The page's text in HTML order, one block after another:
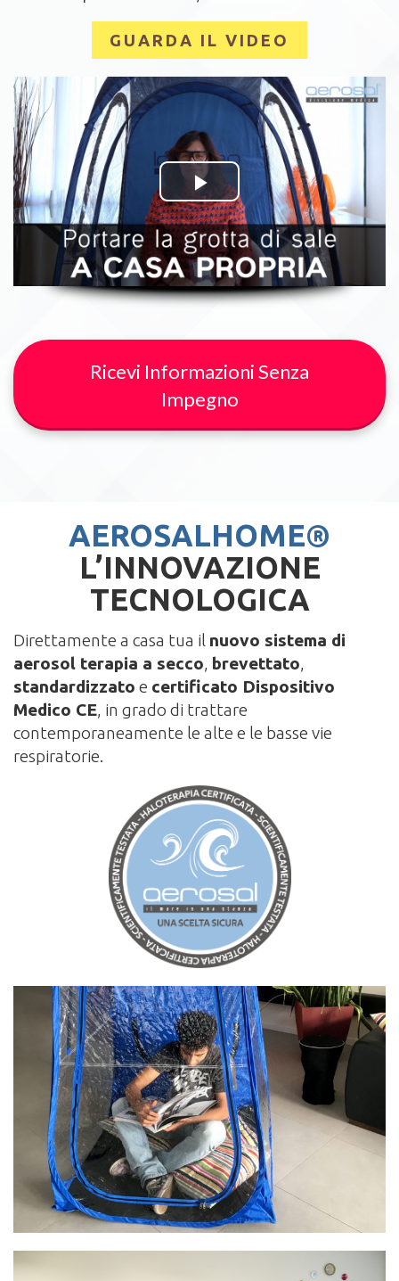
GUARDA IL VIDEO
Ricevi Informazioni Senza
Impegno
AEROSALHOME®
L’INNOVAZIONE
TECNOLOGICA
Direttamente a casa tua il nuovo sistema di
aerosol terapia a secco, brevettato,
standardizzato e certificato Dispositivo
Medico CE, in grado di trattare
contemporaneamente le alte e le basse vie
respiratorie.